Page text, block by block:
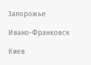
Запорожье
Ивано-Франковск
Киев